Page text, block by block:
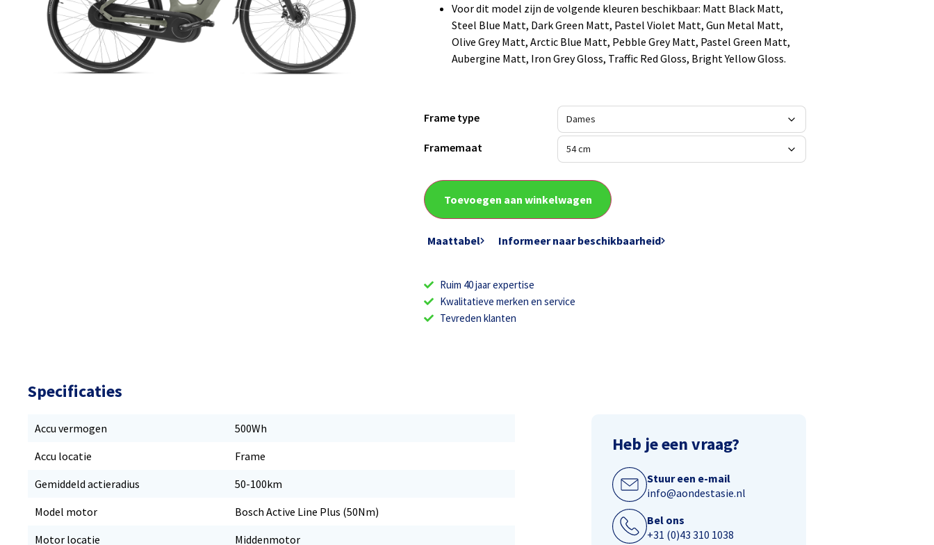
Voor dit model zijn de volgende kleuren beschikbaar: Matt Black Matt,
Steel Blue Matt, Dark Green Matt, Pastel Violet Matt, Gun Metal Matt,
Olive Grey Matt, Arctic Blue Matt, Pebble Grey Matt, Pastel Green Matt,
Aubergine Matt, Iron Grey Gloss, Traffic Red Gloss, Bright Yellow Gloss.
Frame type
Framemaat
Toevoegen aan winkelwagen
Maattabel Informeer naar beschikbaarheid
Ruim 40 jaar expertise
Kwalitatieve merken en service
Tevreden klanten
Specificaties
Accu vermogen
500Wh
Accu locatie
Frame
Gemiddeld actieradius
50-100km
Model motor
Bosch Active Line Plus (50Nm)
Motor locatie
Middenmotor
Heb je een vraag?
Stuur een e-mail
info@aondestasie.nl
Bel ons
+31 (0)43 310 1038